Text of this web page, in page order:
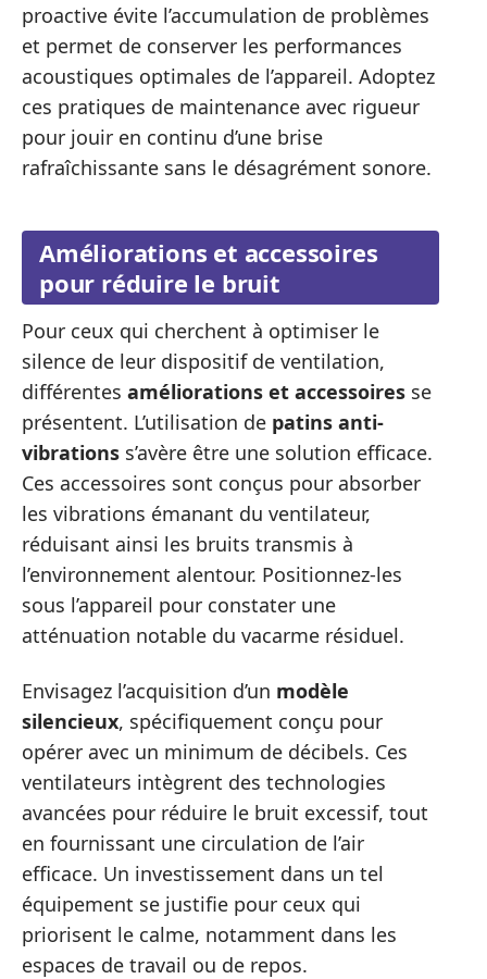
proactive évite l’accumulation de problèmes
et permet de conserver les performances
acoustiques optimales de l’appareil. Adoptez
ces pratiques de maintenance avec rigueur
pour jouir en continu d’une brise
rafraîchissante sans le désagrément sonore.
Améliorations et accessoires
pour réduire le bruit
Pour ceux qui cherchent à optimiser le
silence de leur dispositif de ventilation,
différentes améliorations et accessoires se
présentent. L’utilisation de patins anti-
vibrations s’avère être une solution efficace.
Ces accessoires sont conçus pour absorber
les vibrations émanant du ventilateur,
réduisant ainsi les bruits transmis à
l’environnement alentour. Positionnez-les
sous l’appareil pour constater une
atténuation notable du vacarme résiduel.
Envisagez l’acquisition d’un modèle
silencieux, spécifiquement conçu pour
opérer avec un minimum de décibels. Ces
ventilateurs intègrent des technologies
avancées pour réduire le bruit excessif, tout
en fournissant une circulation de l’air
efficace. Un investissement dans un tel
équipement se justifie pour ceux qui
priorisent le calme, notamment dans les
espaces de travail ou de repos.